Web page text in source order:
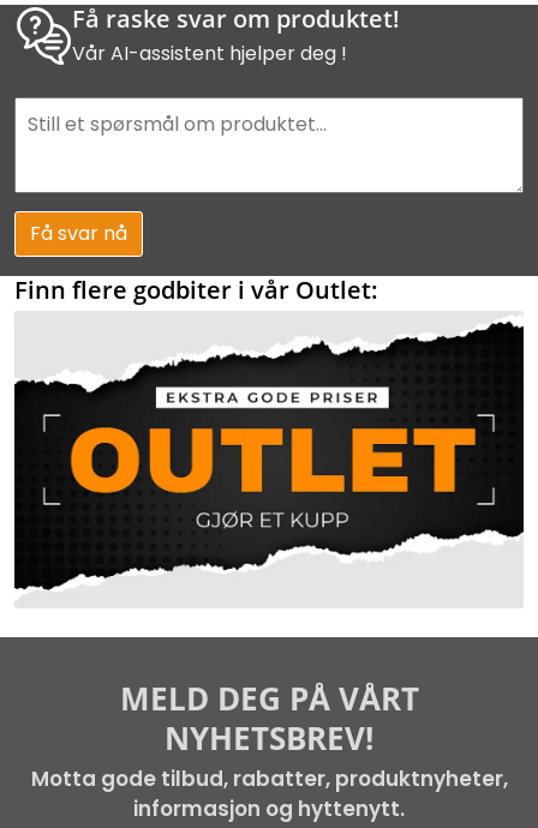
Få raske svar om produktet!
Vår AI-assistent hjelper deg !
Få svar nå
Finn flere godbiter i vår Outlet:
MELD DEG PÅ VÅRT
NYHETSBREV!
Motta gode tilbud, rabatter, produktnyheter,
informasjon og hyttenytt.